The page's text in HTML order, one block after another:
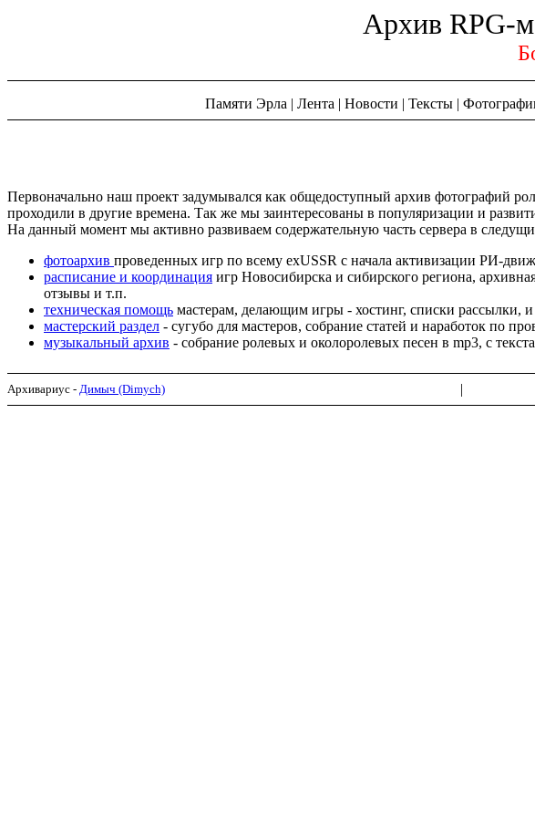
Архив RPG-
Памяти Эрла | Лента | Новости | Тексты |
Первоначально наш проект задумывался как общедоступный архив фотографий
проходили в другие времена. Так же мы заинтересованы в популяризации и
На данный момент мы активно развиваем содержательную часть сервера в
фотоархив проведенных игр по всему exUSSR с начала активизации РИ-
расписание и координация игр Новосибирска и сибирского региона,
отзывы и т.п.
техническая помощь мастерам, делающим игры - хостинг, списки рассылки,
мастерский раздел - сугубо для мастеров, собрание статей и наработок по
музыкальный архив - собрание ролевых и околоролевых песен в mp3, с
Архивариус - Димыч (Dimych) |